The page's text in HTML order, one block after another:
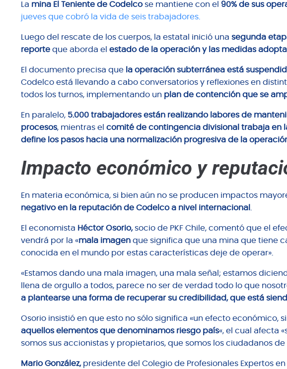
La mina El Teniente de Codelcose mantiene con el 90% de sus
jueves que cobró la vida de seis trabajadores.
Luego del rescate de los cuerpos, la estatal inició una segunda
reporte que aborda el estado de la operación y las medidas
El documento precisa que la operación subterránea está
Codelco está llevando a cabo conversatorios y reflexiones en
todos los turnos, implementando un plan de contención que se
En paralelo, 5.000 trabajadores están realizando labores de
procesos, mientras el comité de contingencia divisional trabaja en
define los pasos hacia una normalización progresiva de la
Impacto económico y
En materia económica, si bien aún no se producen impactos
negativo en la reputación de Codelco a nivel internacional.
El economista Héctor Osorio,socio de PKF Chile, comentó que el
vendrá por la «mala imagen que significa que una mina que tiene
conocida en el mundo por estas características deje de operar».
«Estamos dando una mala imagen, una mala señal; estamos
llena de orgullo a todos, parece no ser de verdad todo lo que
a plantearse una forma de recuperar su credibilidad, que está
Osorio insistió en que esto no sólo significa «un efecto económico,
aquellos elementos que denominamos riesgo país«, el cual afecta
somos sus accionistas y propietarios, que somos los ciudadanos de
Mario González,presidente del Colegio de Profesionales Expertos